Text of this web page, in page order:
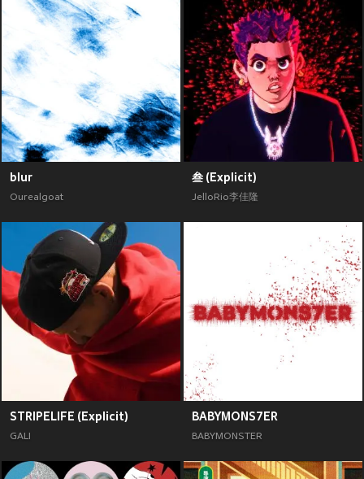
blur
Ourealgoat
叁 (Explicit)
JelloRio李佳隆
STRIPELIFE (Explicit)
GALI
BABYMONS7ER
BABYMONSTER